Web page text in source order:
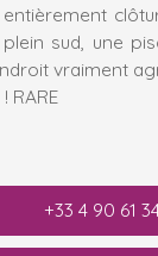
sud, une
vraiment
RARE
+33 4 90 61